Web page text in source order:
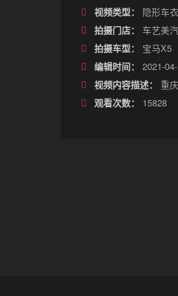
视频类型： 隐形车衣
拍摄门店： 车艺美
拍摄车型： 宝马X5
编辑时间： 2021-
视频内容描述： 重
观看次数： 15828